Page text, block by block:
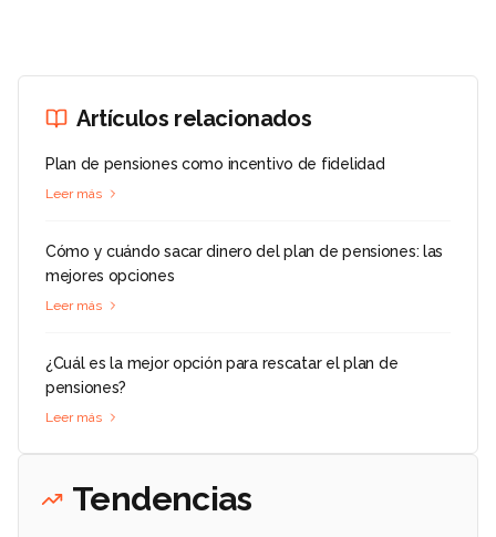
Artículos relacionados
Plan de pensiones como incentivo de fidelidad
Leer más
Cómo y cuándo sacar dinero del plan de pensiones: las
mejores opciones
Leer más
¿Cuál es la mejor opción para rescatar el plan de
pensiones?
Leer más
Tendencias